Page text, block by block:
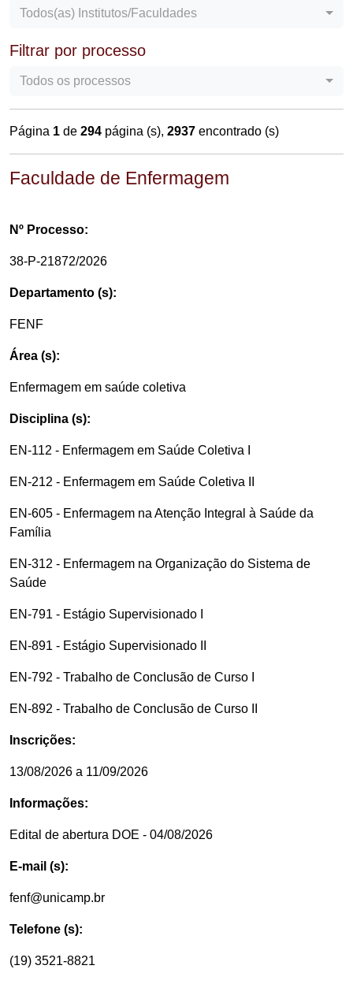
Todos(as) Institutos/Faculdades
Filtrar por processo
Todos os processos
Página 1 de 294 página (s), 2937 encontrado (s)
Faculdade de Enfermagem
Nº Processo:
38-P-21872/2026
Departamento (s):
FENF
Área (s):
Enfermagem em saúde coletiva
Disciplina (s):
EN-112 - Enfermagem em Saúde Coletiva I
EN-212 - Enfermagem em Saúde Coletiva II
EN-605 - Enfermagem na Atenção Integral à Saúde da
Família
EN-312 - Enfermagem na Organização do Sistema de
Saúde
EN-791 - Estágio Supervisionado I
EN-891 - Estágio Supervisionado II
EN-792 - Trabalho de Conclusão de Curso I
EN-892 - Trabalho de Conclusão de Curso II
Inscrições:
13/08/2026 a 11/09/2026
Informações:
Edital de abertura DOE - 04/08/2026
E-mail (s):
fenf@unicamp.br
Telefone (s):
(19) 3521-8821